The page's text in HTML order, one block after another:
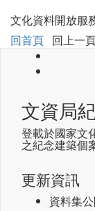
文化資料開放服
回首頁 回上一
文資局
登載於國家文
之紀念建築個
更新資訊
資料集